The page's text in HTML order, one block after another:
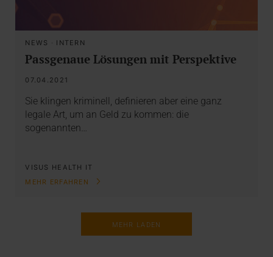
NEWS · INTERN
Passgenaue Lösungen mit Perspektive
07.04.2021
Sie klingen kriminell, definieren aber eine ganz
legale Art, um an Geld zu kommen: die
sogenannten…
VISUS HEALTH IT
MEHR ERFAHREN
MEHR LADEN